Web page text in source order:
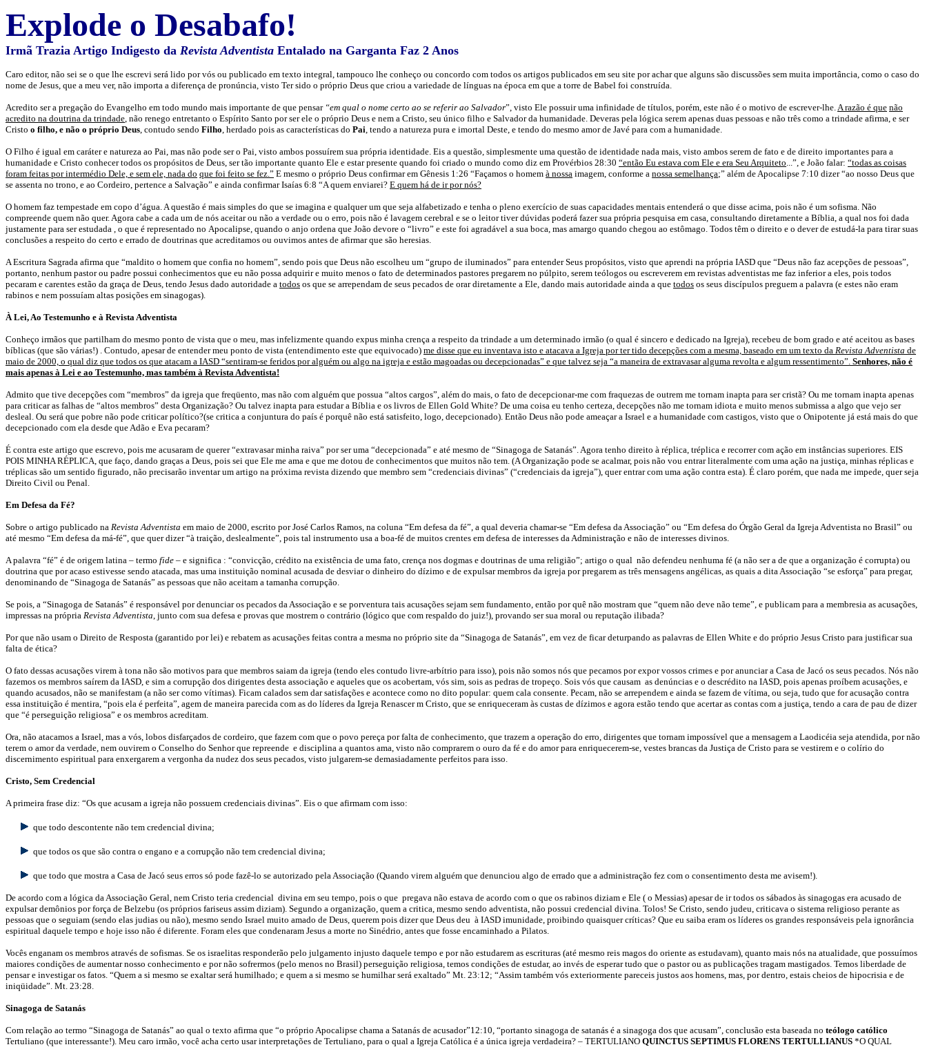
Explode o Desabafo!
Irmã Trazia Artigo Indigesto da Revista Adventista Entalado na Garganta Faz 2 Anos
Caro editor, não sei se o que lhe escrevi será lido por vós ou publicado em texto integral, tampouco lhe conheço ou concordo com todos os artigos publicados em seu site por achar que alguns são discussões sem muita importância, como o caso do
nome de Jesus, que a meu ver, não importa a diferença de pronúncia, visto Ter sido o próprio Deus que criou a variedade de línguas na época em que a torre de Babel foi construída.
Acredito ser a pregação do Evangelho em todo mundo mais importante de que pensar “em qual o nome certo ao se referir ao Salvador”, visto Ele possuir uma infinidade de títulos, porém, este não é o motivo de escrever-lhe.A razão é que não
acredito na doutrina da trindade, não renego entretanto o Espírito Santo por ser ele o próprio Deus e nem a Cristo, seu único filho e Salvador da humanidade. Deveras pela lógica serem apenas duas pessoas e não três como a trindade afirma, e ser
Cristo o filho, e não o próprio Deus, contudo sendo Filho, herdado pois as características do Pai, tendo a natureza pura e imortal Deste, e tendo do mesmo amor de Javé para com a humanidade.
O Filho é igual em caráter e natureza ao Pai, mas não pode ser o Pai, visto ambos possuírem sua própria identidade. Eis a questão, simplesmente uma questão de identidade nada mais, visto ambos serem de fato e de direito importantes para a
humanidade e Cristo conhecer todos os propósitos de Deus, ser tão importante quanto Ele e estar presente quando foi criado o mundo como diz em Provérbios 28:30 “então Eu estava com Ele e era Seu Arquiteto...”, e João falar: “todas as coisas
foram feitas por intermédio Dele, e sem ele, nada do que foi feito se fez.” E mesmo o próprio Deus confirmar em Gênesis 1:26 “Façamos o homem à nossa imagem, conforme a nossa semelhança;” além de Apocalipse 7:10 dizer “ao nosso Deus que
se assenta no trono, e ao Cordeiro, pertence a Salvação” e ainda confirmar Isaías 6:8 “A quem enviarei? E quem há de ir por nós?
O homem faz tempestade em copo d’água. A questão é mais simples do que se imagina e qualquer um que seja alfabetizado e tenha o pleno exercício de suas capacidades mentais entenderá o que disse acima, pois não é um sofisma. Não
compreende quem não quer. Agora cabe a cada um de nós aceitar ou não a verdade ou o erro, pois não é lavagem cerebral e se o leitor tiver dúvidas poderá fazer sua própria pesquisa em casa, consultando diretamente a Bíblia, a qual nos foi dada
justamente para ser estudada , o que é representado no Apocalipse, quando o anjo ordena que João devore o “livro” e este foi agradável a sua boca, mas amargo quando chegou ao estômago. Todos têm o direito e o dever de estudá-la para tirar suas
conclusões a respeito do certo e errado de doutrinas que acreditamos ou ouvimos antes de afirmar que são heresias.
A Escritura Sagrada afirma que “maldito o homem que confia no homem”, sendo pois que Deus não escolheu um “grupo de iluminados” para entender Seus propósitos, visto que aprendi na própria IASD que “Deus não faz acepções de pessoas”,
portanto, nenhum pastor ou padre possui conhecimentos que eu não possa adquirir e muito menos o fato de determinados pastores pregarem no púlpito, serem teólogos ou escreverem em revistas adventistas me faz inferior a eles, pois todos
pecaram e carentes estão da graça de Deus, tendo Jesus dado autoridade a todos os que se arrependam de seus pecados de orar diretamente a Ele, dando mais autoridade ainda a que todos os seus discípulos preguem a palavra (e estes não eram
rabinos e nem possuíam altas posições em sinagogas).
À Lei, Ao Testemunho e à Revista Adventista
Conheço irmãos que partilham do mesmo ponto de vista que o meu, mas infelizmente quando expus minha crença a respeito da trindade a um determinado irmão (o qual é sincero e dedicado na Igreja), recebeu de bom grado e até aceitou as bases
bíblicas (que são várias!) . Contudo, apesar de entender meu ponto de vista (entendimento este que equivocado) me disse que eu inventava isto e atacava a Igreja por ter tido decepções com a mesma, baseado em um texto da Revista Adventista de
maio de 2000, o qual diz que todos os que atacam a IASD “sentiram-se feridos por alguém ou algo na igreja e estão magoadas ou decepcionadas” e que talvez seja “a maneira de extravasar alguma revolta e algum ressentimento”. Senhores, não é
mais apenas à Lei e ao Testemunho, mas também à Revista Adventista!
Admito que tive decepções com “membros” da igreja que freqüento, mas não com alguém que possua “altos cargos”, além do mais, o fato de decepcionar-me com fraquezas de outrem me tornam inapta para ser cristã? Ou me tornam inapta apenas
para criticar as falhas de “altos membros” desta Organização? Ou talvez inapta para estudar a Bíblia e os livros de Ellen Gold White? De uma coisa eu tenho certeza, decepções não me tornam idiota e muito menos submissa a algo que vejo ser
desleal. Ou será que pobre não pode criticar político?(se critica a conjuntura do país é porquê não está satisfeito, logo, decepcionado). Então Deus não pode ameaçar a Israel e a humanidade com castigos, visto que o Onipotente já está mais do que
decepcionado com ela desde que Adão e Eva pecaram?
É contra este artigo que escrevo, pois me acusaram de querer “extravasar minha raiva” por ser uma “decepcionada” e até mesmo de “Sinagoga de Satanás”. Agora tenho direito à réplica, tréplica e recorrer com ação em instâncias superiores. EIS
POIS MINHA RÉPLICA, que faço, dando graças a Deus, pois sei que Ele me ama e que me dotou de conhecimentos que muitos não tem. (A Organização pode se acalmar, pois não vou entrar literalmente com uma ação na justiça, minhas réplicas e
tréplicas são um sentido figurado, não precisarão inventar um artigo na próxima revista dizendo que membro sem “credenciais divinas” (“credenciais da igreja”), quer entrar com uma ação contra esta). É claro porém, que nada me impede, quer seja
Direito Civil ou Penal.
Em Defesa da Fé?
Sobre o artigo publicado na Revista Adventista em maio de 2000, escrito por José Carlos Ramos, na coluna “Em defesa da fé”, a qual deveria chamar-se “Em defesa da Associação” ou “Em defesa do Órgão Geral da Igreja Adventista no Brasil” ou
até mesmo “Em defesa da má-fé”, que quer dizer “à traição, deslealmente”, pois tal instrumento usa a boa-fé de muitos crentes em defesa de interesses da Administração e não de interesses divinos.
A palavra “fé” é de origem latina – termo fide – e significa : “convicção, crédito na existência de uma fato, crença nos dogmas e doutrinas de uma religião”; artigo o qual não defendeu nenhuma fé (a não ser a de que a organização é corrupta) ou
doutrina que por acaso estivesse sendo atacada, mas uma instituição nominal acusada de desviar o dinheiro do dízimo e de expulsar membros da igreja por pregarem as três mensagens angélicas, as quais a dita Associação “se esforça” para pregar,
denominando de “Sinagoga de Satanás” as pessoas que não aceitam a tamanha corrupção.
Se pois, a “Sinagoga de Satanás” é responsável por denunciar os pecados da Associação e se porventura tais acusações sejam sem fundamento, então por quê não mostram que “quem não deve não teme”, e publicam para a membresia as acusações,
impressas na própria Revista Adventista, junto com sua defesa e provas que mostrem o contrário (lógico que com respaldo do juiz!), provando ser sua moral ou reputação ilibada?
Por que não usam o Direito de Resposta (garantido por lei) e rebatem as acusações feitas contra a mesma no próprio site da “Sinagoga de Satanás”, em vez de ficar deturpando as palavras de Ellen White e do próprio Jesus Cristo para justificar sua
falta de ética?
O fato dessas acusações virem à tona não são motivos para que membros saiam da igreja (tendo eles contudo livre-arbítrio para isso), pois não somos nós que pecamos por expor vossos crimes e por anunciar a Casa de Jacó os seus pecados. Nós não
fazemos os membros saírem da IASD, e sim a corrupção dos dirigentes desta associação e aqueles que os acobertam, vós sim, sois as pedras de tropeço. Sois vós que causam as denúncias e o descrédito na IASD, pois apenas proíbem acusações, e
quando acusados, não se manifestam (a não ser como vítimas). Ficam calados sem dar satisfações e acontece como no dito popular: quem cala consente. Pecam, não se arrependem e ainda se fazem de vítima, ou seja, tudo que for acusação contra
essa instituição é mentira, “pois ela é perfeita”, agem de maneira parecida com as do líderes da Igreja Renascer m Cristo, que se enriqueceram às custas de dízimos e agora estão tendo que acertar as contas com a justiça, tendo a cara de pau de dizer
que “é perseguição religiosa” e os membros acreditam.
Ora, não atacamos a Israel, mas a vós, lobos disfarçados de cordeiro, que fazem com que o povo pereça por falta de conhecimento, que trazem a operação do erro, dirigentes que tornam impossível que a mensagem a Laodicéia seja atendida, por não
terem o amor da verdade, nem ouvirem o Conselho do Senhor que repreende e disciplina a quantos ama, visto não comprarem o ouro da fé e do amor para enriquecerem-se, vestes brancas da Justiça de Cristo para se vestirem e o colírio do
discernimento espiritual para enxergarem a vergonha da nudez dos seus pecados, visto julgarem-se demasiadamente perfeitos para isso.
Cristo, Sem Credencial
A primeira frase diz: “Os que acusam a igreja não possuem credenciais divinas”. Eis o que afirmam com isso:
que todo descontente não tem credencial divina;
que todos os que são contra o engano e a corrupção não tem credencial divina;
que todo que mostra a Casa de Jacó seus erros só pode fazê-lo se autorizado pela Associação (Quando virem alguém que denunciou algo de errado que a administração fez com o consentimento desta me avisem!).
De acordo com a lógica da Associação Geral, nem Cristo teria credencial divina em seu tempo, pois o que pregava não estava de acordo com o que os rabinos diziam e Ele ( o Messias) apesar de ir todos os sábados às sinagogas era acusado de
expulsar demônios por força de Belzebu (os próprios fariseus assim diziam). Segundo a organização, quem a critica, mesmo sendo adventista, não possui credencial divina. Tolos! Se Cristo, sendo judeu, criticava o sistema religioso perante as
pessoas que o seguiam (sendo elas judias ou não), mesmo sendo Israel muito amado de Deus, querem pois dizer que Deus deu à IASD imunidade, proibindo quaisquer críticas? Que eu saiba eram os líderes os grandes responsáveis pela ignorância
espiritual daquele tempo e hoje isso não é diferente. Foram eles que condenaram Jesus a morte no Sinédrio, antes que fosse encaminhado a Pilatos.
Vocês enganam os membros através de sofismas. Se os israelitas responderão pelo julgamento injusto daquele tempo e por não estudarem as escrituras (até mesmo reis magos do oriente as estudavam), quanto mais nós na atualidade, que possuímos
maiores condições de aumentar nosso conhecimento e por não sofrermos (pelo menos no Brasil) perseguição religiosa, temos condições de estudar, ao invés de esperar tudo que o pastor ou as publicações tragam mastigados. Temos liberdade de
pensar e investigar os fatos. “Quem a si mesmo se exaltar será humilhado; e quem a si mesmo se humilhar será exaltado” Mt. 23:12; “Assim também vós exteriormente pareceis justos aos homens, mas, por dentro, estais cheios de hipocrisia e de
iniqüidade”. Mt. 23:28.
Sinagoga de Satanás
Com relação ao termo “Sinagoga de Satanás” ao qual o texto afirma que “o próprio Apocalipse chama a Satanás de acusador”12:10, “portanto sinagoga de satanás é a sinagoga dos que acusam”, conclusão esta baseada no teólogo católico
Tertuliano (que interessante!). Meu caro irmão, você acha certo usar interpretações de Tertuliano, para o qual a Igreja Católica é a única igreja verdadeira? – TERTULIANO QUINCTUS SEPTIMUS FLORENS TERTULLIANUS *O QUAL